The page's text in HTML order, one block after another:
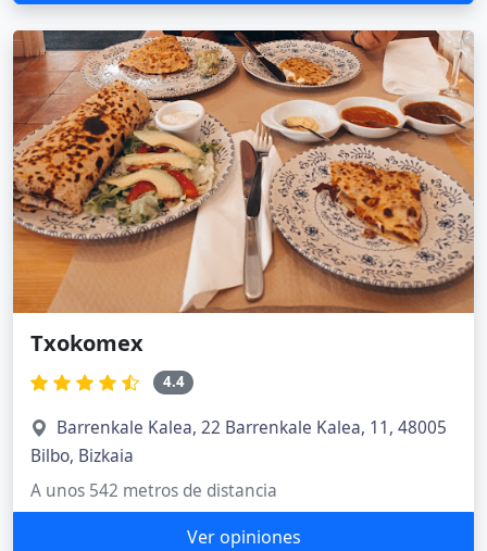
Txokomex
4.4
Barrenkale Kalea, 22 Barrenkale Kalea, 11, 48005
Bilbo, Bizkaia
A unos 542 metros de distancia
Ver opiniones